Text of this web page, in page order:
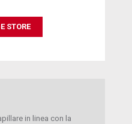
STORE
in linea con la